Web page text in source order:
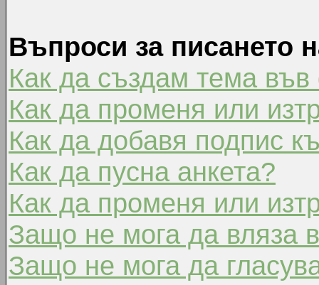
Въпроси за писането
Как да създам тема
Как да променя или
Как да добавя подпис
Как да пусна анкета?
Как да променя или
Защо не мога да вляза
Защо не мога да